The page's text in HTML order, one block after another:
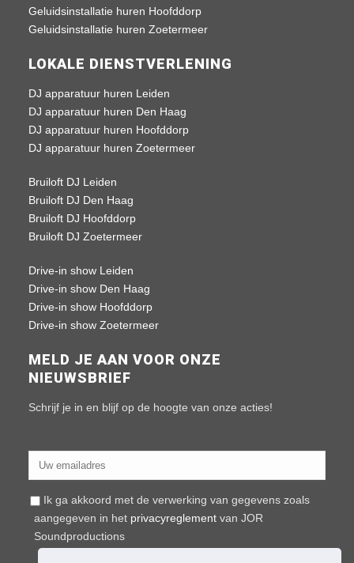
Geluidsinstallatie huren Hoofddorp
Geluidsinstallatie huren Zoetermeer
LOKALE DIENSTVERLENING
DJ apparatuur huren Leiden
DJ apparatuur huren Den Haag
DJ apparatuur huren Hoofddorp
DJ apparatuur huren Zoetermeer
Bruiloft DJ Leiden
Bruiloft DJ Den Haag
Bruiloft DJ Hoofddorp
Bruiloft DJ Zoetermeer
Drive-in show Leiden
Drive-in show Den Haag
Drive-in show Hoofddorp
Drive-in show Zoetermeer
MELD JE AAN VOOR ONZE
NIEUWSBRIEF
Schrijf je in en blijf op de hoogte van onze acties!
Ik ga akkoord met de verwerking van gegevens zoals
aangegeven in het privacyreglement van JOR
Soundproductions